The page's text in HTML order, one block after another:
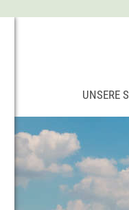
UNSERE